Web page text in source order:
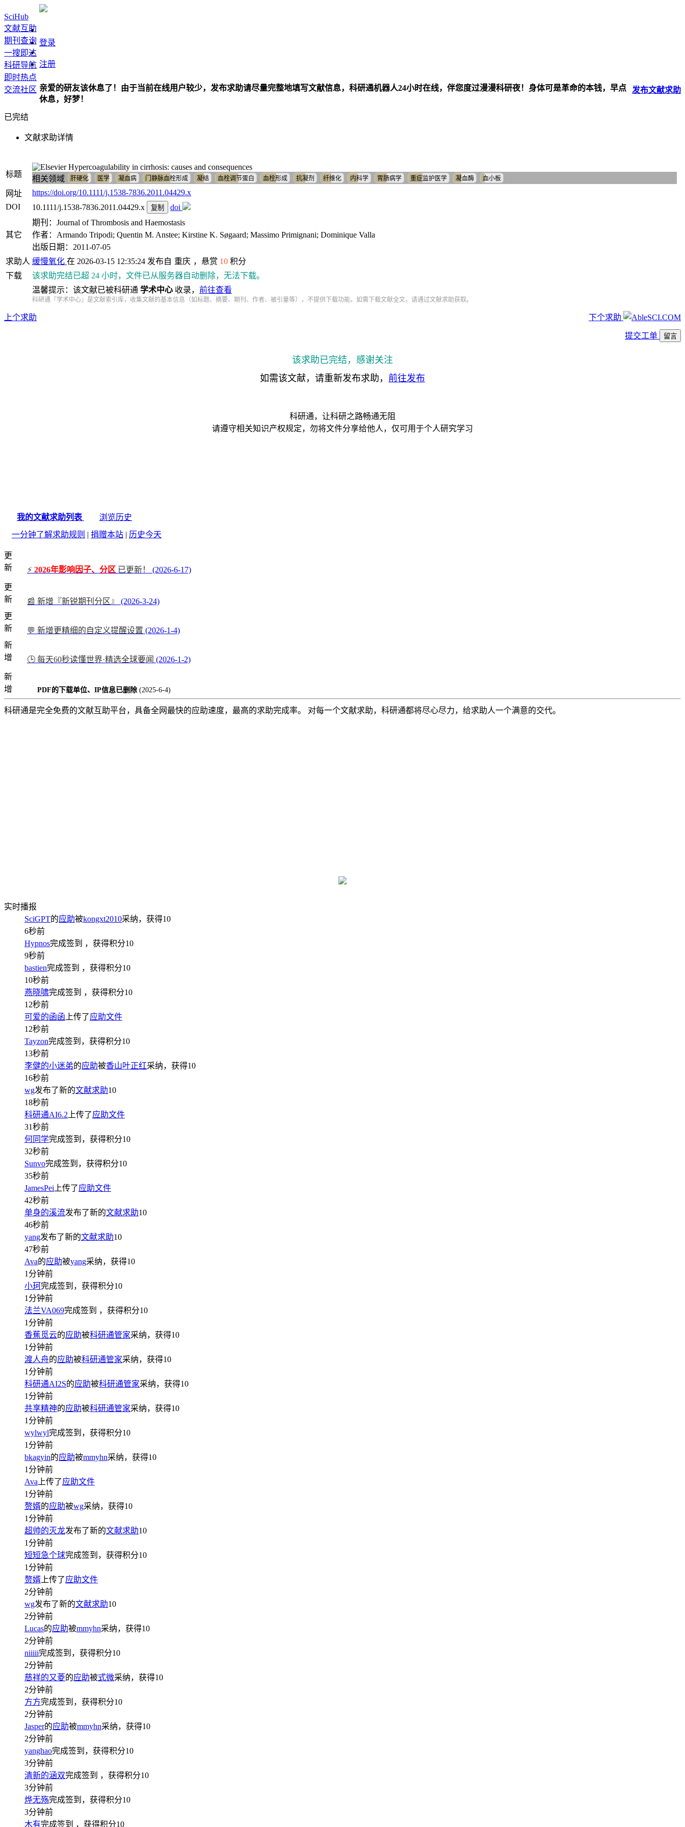
SciHub
文献互助
期刊查询
一搜即达
科研导航
即时热点
交流社区
登录
注册
发布文献求助
亲爱的研友该休息了！由于当前在线用户较少，发布求助请尽量完整地填写文献信息，科研通机器人24小时在线，伴您度过漫漫科研夜！身体可是革命的本钱，早点
休息，好梦！
已完结
文献求助详情
标题
Hypercoagulability in cirrhosis: causes and consequences
相关领域
肝硬化 医学 凝血病 门静脉血栓形成 凝结 血栓调节蛋白 血栓形成 抗凝剂 纤维化 内科学 胃肠病学 重症监护医学 凝血酶 血小板
网址
https://doi.org/10.1111/j.1538-7836.2011.04429.x
DOI
10.1111/j.1538-7836.2011.04429.x 复制 doi
其它
期刊：Journal of Thrombosis and Haemostasis
作者：Armando Tripodi; Quentin M. Anstee; Kirstine K. Søgaard; Massimo Primignani; Dominique Valla
出版日期：2011-07-05
求助人 缓慢氧化 在 2026-03-15 12:35:24 发布自 重庆 ，悬赏 10 积分
下载
该求助完结已超 24 小时，文件已从服务器自动删除，无法下载。
温馨提示：该文献已被科研通 学术中心 收录， 前往查看
科研通『学术中心』是文献索引库，收集文献的基本信息（如标题、摘要、期刊、作者、被引量等），不提供下载功能。如需下载文献全文，请通过文献求助获取。
上个求助 下个求助
提交工单 留言
该求助已完结，感谢关注
如需该文献，请重新发布求助， 前往发布
科研通，让科研之路畅通无阻
请遵守相关知识产权规定，勿将文件分享给他人，仅可用于个人研究学习
我的文献求助列表
浏览历史
一分钟了解求助规则 | 捐赠本站 | 历史今天
更
新
⚡ 2026年影响因子、分区 已更新！
(2026-6-17)
更
新
📰 新增『新锐期刊分区』
(2026-3-24)
更
新
💬 新增更精细的自定义提醒设置 (2026-1-4)
新
增
🕒 每天60秒读懂世界·精选全球要闻 (2026-1-2)
新
增
PDF的下载单位、IP信息已删除 (2025-6-4)
科研通是完全免费的文献互助平台，具备全网最快的应助速度，最高的求助完成率。 对每一个文献求助，科研通都将尽心尽力，给求助人一个满意的交代。
实时播报
SciGPT的应助被kongxt2010采纳，获得10
6秒前
Hypnos完成签到 ，获得积分10
9秒前
bastien完成签到 ，获得积分10
10秒前
燕晓啸完成签到 ，获得积分10
12秒前
可爱的函函 上传了应助文件
12秒前
Tayzon完成签到，获得积分10
13秒前
李健的小迷弟的应助被香山叶正红采纳，获得10
16秒前
wg发布了新的文献求助10
18秒前
科研通AI6.2 上传了应助文件
31秒前
何同学完成签到，获得积分10
32秒前
Sunvo完成签到，获得积分10
35秒前
JamesPei 上传了应助文件
42秒前
单身的溪流发布了新的文献求助10
46秒前
yang发布了新的文献求助10
47秒前
Ava的应助被yang采纳，获得10
1分钟前
小珂完成签到，获得积分10
1分钟前
法兰VA069完成签到 ，获得积分10
1分钟前
香蕉觅云的应助被科研通管家采纳，获得10
1分钟前
渡人舟的应助被科研通管家采纳，获得10
1分钟前
科研通AI2S的应助被科研通管家采纳，获得10
1分钟前
共享精神的应助被科研通管家采纳，获得10
1分钟前
wylwyl完成签到，获得积分10
1分钟前
bkagyin的应助被mmyhn采纳，获得10
1分钟前
Ava 上传了应助文件
1分钟前
赘婿的应助被wg采纳，获得10
1分钟前
超帅的灭龙发布了新的文献求助10
1分钟前
短短急个球完成签到，获得积分10
1分钟前
赘婿 上传了应助文件
2分钟前
wg发布了新的文献求助10
2分钟前
Lucas的应助被mmyhn采纳，获得10
2分钟前
niiiii完成签到，获得积分10
2分钟前
慈祥的又菱的应助被式微采纳，获得10
2分钟前
方方完成签到，获得积分10
2分钟前
Jasper的应助被mmyhn采纳，获得10
2分钟前
yanghao完成签到，获得积分10
3分钟前
清新的涵双完成签到 ，获得积分10
3分钟前
烨无殇完成签到，获得积分10
3分钟前
木有完成签到 ，获得积分10